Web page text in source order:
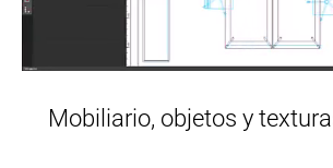
Mobiliario, objetos y